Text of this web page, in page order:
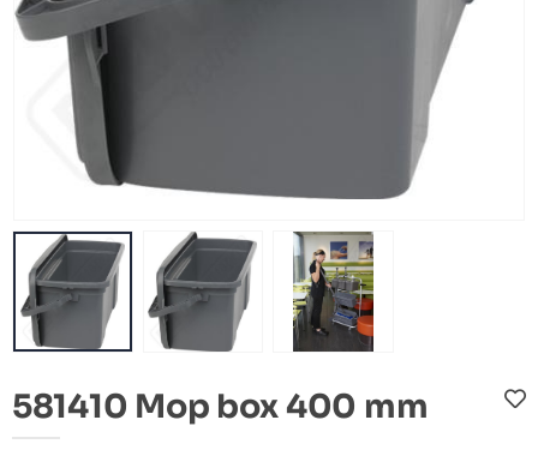
581410 Mop box 400 mm